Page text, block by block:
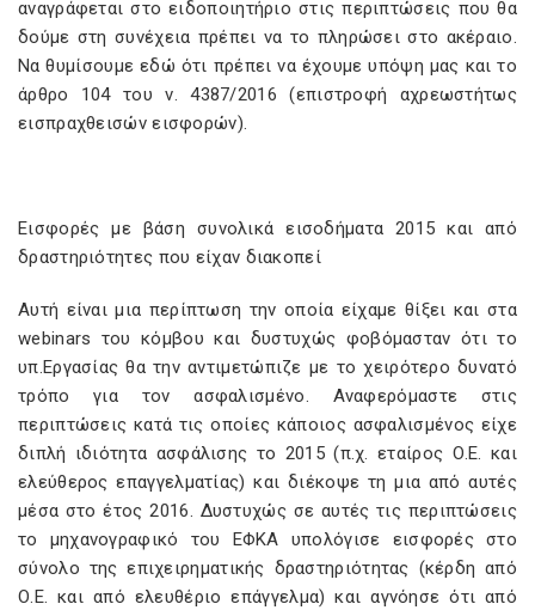
αναγράφεται στο ειδοποιητήριο στις περιπτώσεις που θα
δούμε στη συνέχεια πρέπει να το πληρώσει στο ακέραιο.
Να θυμίσουμε εδώ ότι πρέπει να έχουμε υπόψη μας και το
άρθρο 104 του ν. 4387/2016 (επιστροφή αχρεωστήτως
εισπραχθεισών εισφορών).
Εισφορές με βάση συνολικά εισοδήματα 2015 και από
δραστηριότητες που είχαν διακοπεί
Αυτή είναι μια περίπτωση την οποία είχαμε θίξει και στα
webinars του κόμβου και δυστυχώς φοβόμασταν ότι το
υπ.Εργασίας θα την αντιμετώπιζε με το χειρότερο δυνατό
τρόπο για τον ασφαλισμένο. Αναφερόμαστε στις
περιπτώσεις κατά τις οποίες κάποιος ασφαλισμένος είχε
διπλή ιδιότητα ασφάλισης το 2015 (π.χ. εταίρος Ο.Ε. και
ελεύθερος επαγγελματίας) και διέκοψε τη μια από αυτές
μέσα στο έτος 2016. Δυστυχώς σε αυτές τις περιπτώσεις
το μηχανογραφικό του ΕΦΚΑ υπολόγισε εισφορές στο
σύνολο της επιχειρηματικής δραστηριότητας (κέρδη από
Ο.Ε. και από ελευθέριο επάγγελμα) και αγνόησε ότι από